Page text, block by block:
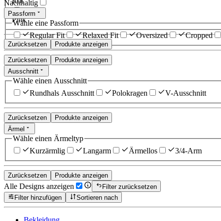
Pink
Zurücksetzen Produkte anzeigen
Nachhaltig
Passform
Wähle eine Passform
Regular Fit
Relaxed Fit Oversized Cropped
Zurücksetzen
Produkte anzeigen
Ausschnitt
Wähle einen Ausschnitt
Rundhals Ausschnitt
Polokragen V-Ausschnitt
Zurücksetzen
Produkte anzeigen
Ärmel
Wähle einen Ärmeltyp
Kurzärmlig
Langarm Ärmellos 3/4-Arm
Zurücksetzen Produkte anzeigen
Alle Designs anzeigen
Filter zurücksetzen
Filter hinzufügen
Sortieren nach